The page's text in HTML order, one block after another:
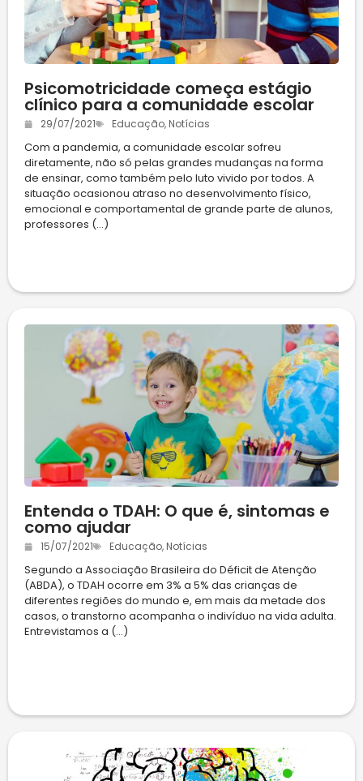
Psicomotricidade começa estágio
clínico para a comunidade escolar
29/07/2021 Educação, Notícias
Com a pandemia, a comunidade escolar sofreu
diretamente, não só pelas grandes mudanças na forma
de ensinar, como também pelo luto vivido por todos. A
situação ocasionou atraso no desenvolvimento físico,
emocional e comportamental de grande parte de alunos,
professores (...)
Entenda o TDAH: O que é, sintomas e
como ajudar
15/07/2021 Educação, Notícias
Segundo a Associação Brasileira do Déficit de Atenção
(ABDA), o TDAH ocorre em 3% a 5% das crianças de
diferentes regiões do mundo e, em mais da metade dos
casos, o transtorno acompanha o indivíduo na vida adulta.
Entrevistamos a (...)